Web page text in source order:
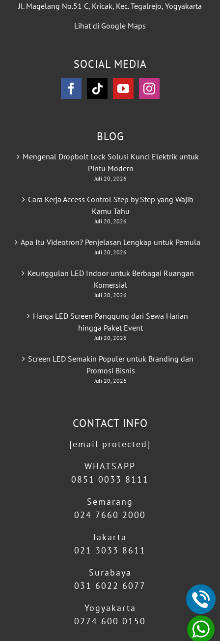
Jl. Magelang No.51 C, Kricak, Kec. Tegalrejo, Yogyakarta
Lihat di Google Maps
SOCIAL MEDIA
BLOG
Mengenal Dropbolt Lock Solusi Kunci Elektrik untuk
Pintu Modern
Juli 20, 2026
Cara Kerja Access Control Step by Step yang Wajib
Kamu Tahu
Juli 20, 2026
Apa Itu Videotron? Penjelasan Lengkap untuk Pemula
Juli 20, 2026
Keunggulan LED Indoor untuk Berbagai Ruangan
Komersial
Juli 20, 2026
Harga LED Screen Panggung dari Sewa Harian
hingga Paket Event
Juli 20, 2026
Screen LED Semakin Populer untuk Branding dan
Promosi Bisnis
Juli 20, 2026
CONTACT INFO
[email protected]
WHATSAPP
0851 0033 8111
Semarang
024 7660 2000
Jakarta
021 3033 8611
Surabaya
031 6022 6077
Yogyakarta
0274 600 0150